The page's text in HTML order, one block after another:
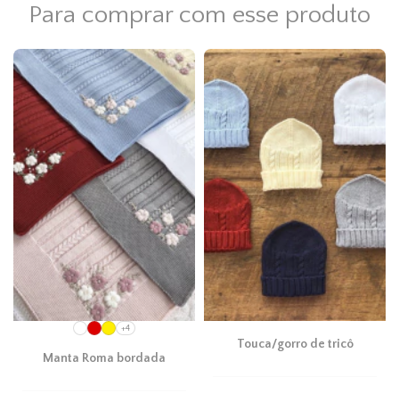
Para comprar com esse produto
+4
Manta Roma bordada
Touca/gorro de tricô